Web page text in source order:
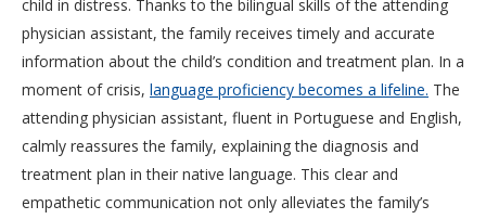
child in distress. Thanks to the bilingual skills of the attending
physician assistant, the family receives timely and accurate
information about the child’s condition and treatment plan. In a
moment of crisis, language proficiency becomes a lifeline. The
attending physician assistant, fluent in Portuguese and English,
calmly reassures the family, explaining the diagnosis and
treatment plan in their native language. This clear and
empathetic communication not only alleviates the family’s